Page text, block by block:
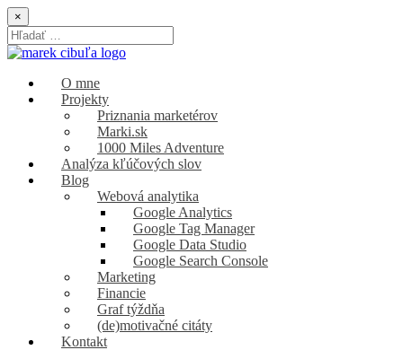
Skip
to
content
×
Search
for:
Marek Cibuľa
marketing | SEO | webová analytika
O mne
Projekty
Priznania marketérov
Marki.sk
1000 Miles Adventure
Analýza kľúčových slov
Blog
Webová analytika
Google Analytics
Google Tag Manager
Google Data Studio
Google Search Console
Marketing
Financie
Graf týždňa
(de)motivačné citáty
Kontakt